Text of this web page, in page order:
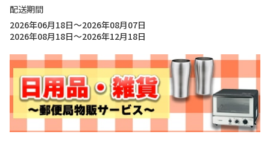
配送期間
2026年06月18日～2026年08月07日
2026年08月18日～2026年12月18日